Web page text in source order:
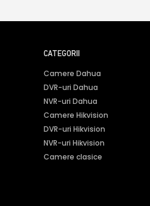
CATEGORII
Camere Dahua
DVR-uri Dahua
NVR-uri Dahua
Camere Hikvision
DVR-uri Hikvision
NVR-uri Hikvision
Camere clasice